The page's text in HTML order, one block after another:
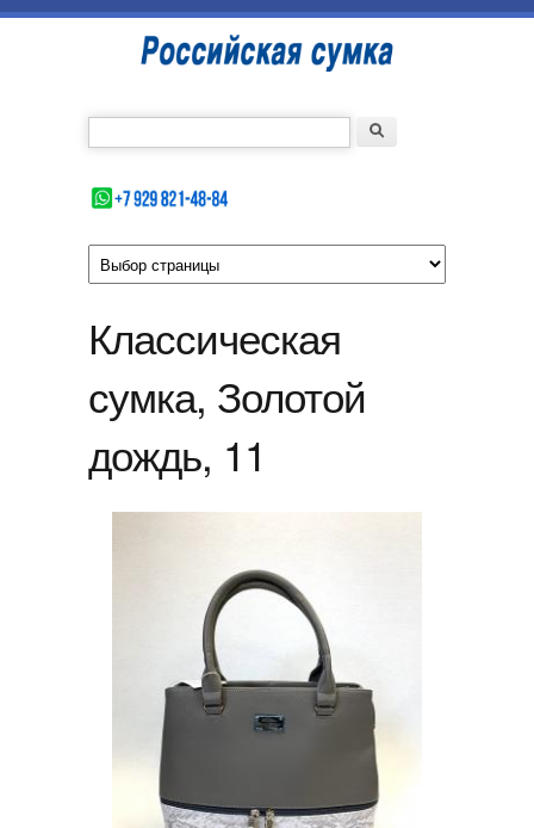
Перейти к основному содержанию
Российская
сумка
Форма поиска Поиск
Классическая
сумка, Золотой
дождь, 11